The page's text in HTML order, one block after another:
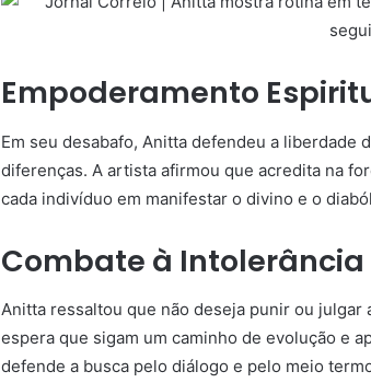
Empoderamento
Em seu desabafo, Anitta defendeu a liberdade
diferenças. A artista afirmou que acredita na
cada indivíduo em manifestar o divino e o
Combate à Intolerância
Anitta ressaltou que não deseja punir ou
espera que sigam um caminho de evolução e
defende a busca pelo diálogo e pelo meio